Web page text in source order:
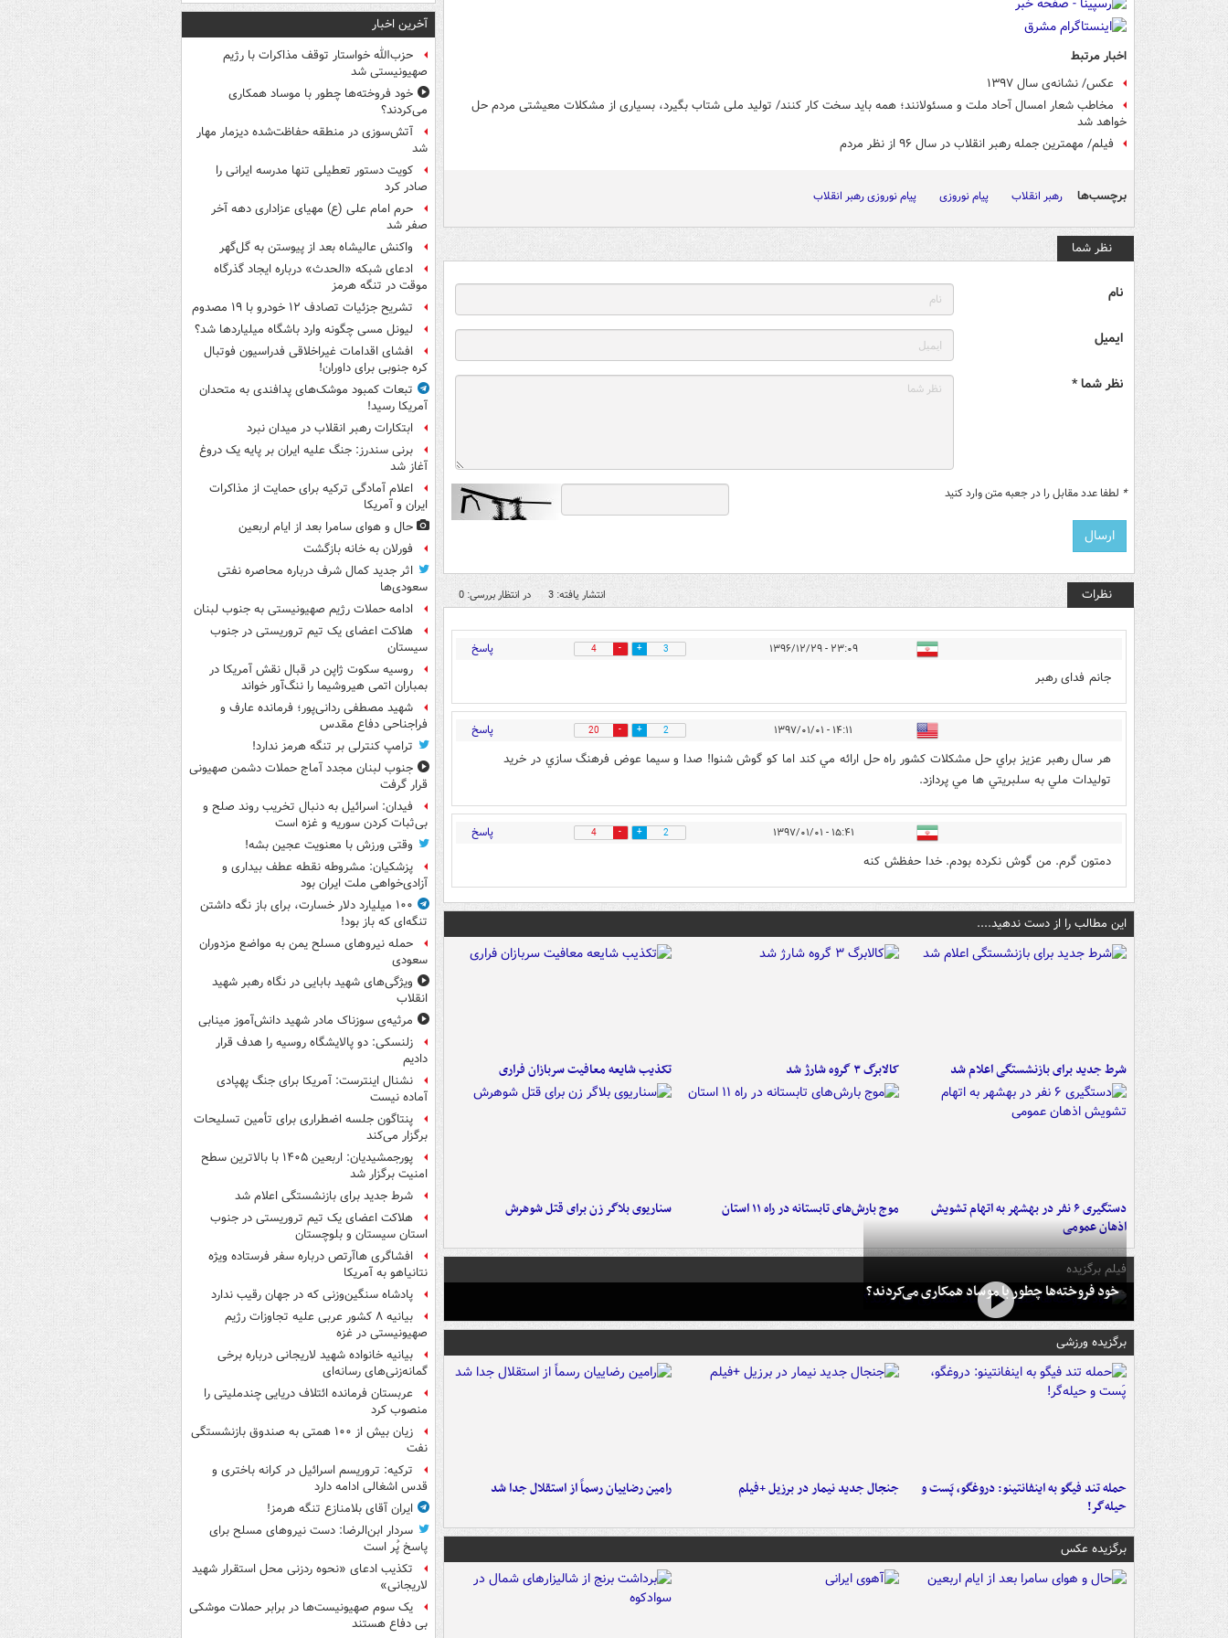
اخبار مرتبط
عکس/ نشانه‌ی سال ۱۳۹۷
مخاطب شعار امسال آحاد ملت و مسئولانند؛ همه باید سخت کار کنند/ تولید ملی شتاب بگیرد، بسیاری از مشکلات معیشتی مردم حل
خواهد شد
فیلم/ مهمترین جمله رهبر انقلاب در سال ۹۶ از نظر مردم
برچسب‌ها رهبر انقلاب پیام نوروزی پیام نوروزی رهبر انقلاب
نظر شما
نام
ایمیل
نظر شما *
* لطفا عدد مقابل را در جعبه متن وارد کنید
نظرات انتشار یافته: 3 در انتظار بررسی: 0
۲۳:۰۹ - ۱۳۹۶/۱۲/۲۹ 3
4 پاسخ
جانم فدای رهبر
۱۴:۱۱ - ۱۳۹۷/۰۱/۰۱ 2
20 پاسخ
هر سال رهبر عزيز براي حل مشكلات كشور راه حل ارائه مي كند اما كو گوش شنوا! صدا و سيما عوض فرهنگ سازي در خريد
توليدات ملي به سلبريتي ها مي پردازد.
۱۵:۴۱ - ۱۳۹۷/۰۱/۰۱ 2
4 پاسخ
دمتون گرم. من گوش نکرده بودم. خدا حفظش کنه
این مطالب را از دست ندهید....
شرط جدید برای بازنشستگی اعلام شد کالابرگ ۳ گروه شارژ شد تکذیب شایعه معافیت سربازان فراری
دستگیری ۶ نفر در بهشهر به اتهام تشویش
اذهان عمومی
موج بارش‌های تابستانه در راه ۱۱ استان سناریوی بلاگر زن برای قتل شوهرش
فیلم برگزیده
خود فروخته‌ها چطور با موساد همکاری می‌کردند؟
برگزیده ورزشی
حمله تند فیگو به اینفانتینو: دروغگو، پَست‌ و
حیله‌گر!
جنجال جدید نیمار در برزیل +فیلم رامین رضاییان رسماً از استقلال جدا شد
برگزیده عکس
آخرین اخبار
حزب‌الله خواستار توقف مذاکرات با رژیم
صهیونیستی شد
خود فروخته‌ها چطور با موساد همکاری
می‌کردند؟
آتش‌سوزی در منطقه حفاظت‌شده دیزمار مهار
شد
کویت دستور تعطیلی تنها مدرسه ایرانی را
صادر کرد
حرم امام علی (ع) مهیای عزاداری دهه آخر
صفر شد
واکنش عالیشاه بعد از پیوستن به گل‌گهر
ادعای شبکه «الحدث» درباره ایجاد گذرگاه
موقت در تنگه هرمز
تشریح جزئیات تصادف ۱۲ خودرو با ۱۹ مصدوم
لیونل مسی چگونه وارد باشگاه میلیاردها شد؟
افشای اقدامات غیراخلاقی فدراسیون فوتبال
کره جنوبی برای داوران!
تبعات کمبود موشک‌های پدافندی به متحدان
آمریکا رسید!
ابتکارات رهبر انقلاب در میدان نبرد
برنی سندرز: جنگ علیه ایران بر پایه یک دروغ
آغاز شد
اعلام آمادگی ترکیه برای حمایت از مذاکرات
ایران و آمریکا
حال و هوای سامرا بعد از ایام اربعین
فورلان به خانه بازگشت
اثر جدید کمال شرف درباره محاصره نفتی
سعودی‌ها
ادامه حملات رژیم صهیونیستی به جنوب لبنان
هلاکت اعضای یک تیم تروریستی در جنوب
سیستان
روسیه سکوت ژاپن در قبال نقش آمریکا در
بمباران اتمی هیروشیما را ننگ‌آور خواند
شهید مصطفی ردانی‌پور؛ فرمانده عارف و
فراجناحی دفاع مقدس
ترامپ کنترلی بر تنگه هرمز ندارد!
جنوب لبنان مجدد آماج حملات دشمن صهیونی
قرار گرفت
فیدان: اسرائیل به دنبال تخریب روند صلح و
بی‌ثبات کردن سوریه و غزه است
وقتی ورزش با معنویت عجین بشه!
پزشکیان: مشروطه نقطه عطف بیداری و
آزادی‌خواهی ملت ایران بود
۱۰۰ میلیارد دلار خسارت، برای باز نگه داشتن
تنگه‌ای که باز بود!
حمله نیروهای مسلح یمن به مواضع مزدوران
سعودی
ویژگی‌های شهید بابایی در نگاه رهبر شهید
انقلاب
مرثیه‌ی سوزناک مادر شهید دانش‌آموز مینابی
زلنسکی: دو پالایشگاه روسیه را هدف قرار
دادیم
نشنال اینترست: آمریکا برای جنگ پهپادی
آماده نیست
پنتاگون جلسه اضطراری برای تأمین تسلیحات
برگزار می‌کند
پورجمشیدیان: اربعین ۱۴۰۵ با بالاترین سطح
امنیت برگزار شد
شرط جدید برای بازنشستگی اعلام شد
هلاکت اعضای یک تیم تروریستی در جنوب
استان سیستان و بلوچستان
افشاگری هاآرتص درباره سفر فرستاده ویژه
نتانیاهو به آمریکا
پادشاه سنگین‌وزنی که در جهان رقیب ندارد
بیانیه ۸ کشور عربی علیه تجاوزات رژیم
صهیونیستی در غزه
بیانیه خانواده شهید لاریجانی درباره برخی
گمانه‌زنی‌های رسانه‌ای
عربستان فرمانده ائتلاف دریایی چندملیتی را
منصوب کرد
زیان بیش از ۱۰۰ همتی به صندوق‌ بازنشستگی
نفت
ترکیه: تروریسم اسرائیل در کرانه باختری و
قدس اشغالی ادامه دارد
ایران آقای بلامنازع تنگه هرمز!
سردار ابن‌الرضا: دست نیروهای مسلح برای
پاسخ پُر است
تکذیب ادعای «نحوه ردزنی محل استقرار شهید
لاریجانی»
یک‌ سوم صهیونیست‌ها در برابر حملات موشکی
بی دفاع هستند